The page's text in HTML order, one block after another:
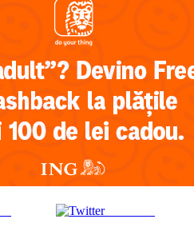
Post on X